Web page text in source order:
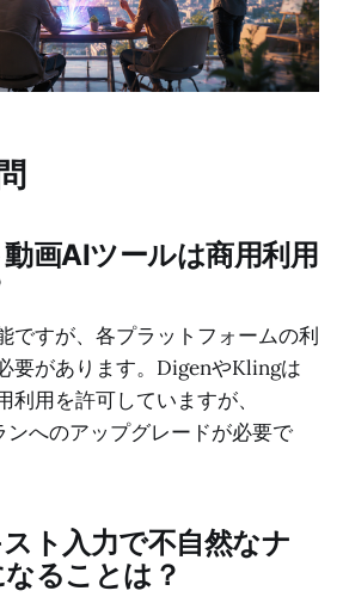
画AIツールは商用利用
ですが、各プラットフォームの利
要があります。DigenやKlingは
利用を許可していますが、
へのアップグレードが必要で
ト入力で不自然なナ
ることは？